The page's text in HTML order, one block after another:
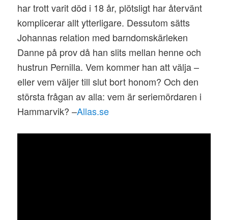
har trott varit död i 18 år, plötsligt har återvänt
komplicerar allt ytterligare. Dessutom sätts
Johannas relation med barndomskärleken
Danne på prov då han slits mellan henne och
hustrun Pernilla. Vem kommer han att välja –
eller vem väljer till slut bort honom? Och den
största frågan av alla: vem är seriemördaren i
Hammarvik? –Allas.se